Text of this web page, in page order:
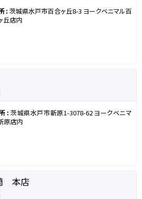
:茨城県水戸市百合ヶ丘8-3 ヨークベニマル百
丘店内
:茨城県水戸市新原1-3078-62 ヨークベニマ
原店内
本店